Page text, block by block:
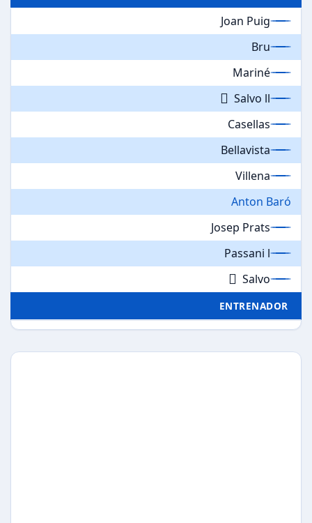
Joan Puig
Bru
Mariné
Salvo ll
Casellas
Bellavista
Villena
Anton Baró
Josep Prats
Passani l
Salvo
ENTRENADOR